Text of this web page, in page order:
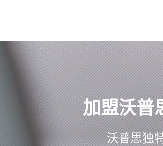
加盟沃普
沃普思独